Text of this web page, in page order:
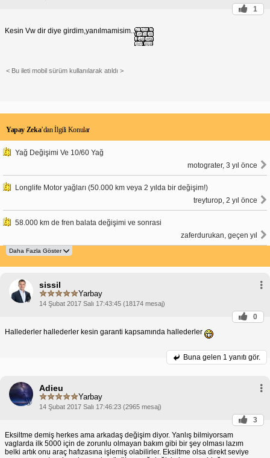
1
Kesin Vw dir diye girdim,yanılmamisim..
< Bu ileti mobil sürüm kullanılarak atıldı >
Yapay Zeka’dan İlgili Konular
Yağ Değişimi Ve 10/60 Yağ
motograter, 3 yıl önce
Longlife Motor yağları (50.000 km veya 2 yılda bir değişim!)
treyturop, 2 yıl önce
58.000 km de fren balata değişimi ve sonrasi
zaferdurukan, geçen yıl
sissil
Yarbay
14 Şubat 2017 Salı 17:43:45 (18174 mesaj)
0
Hallederler hallederler kesin garanti kapsamında hallederler
Buna gelen 1 yanıtı gör.
Adieu
Yarbay
14 Şubat 2017 Salı 17:46:23 (2965 mesaj)
3
Eksiltme demiş herkes ama arkadaş değişim diyor. Yanlış bilmiyorsam
vaglarda ilk 5000 için de zorunlu olmayan bakım gibi bir şey olması lazım
belki artık onu araç hafızasına işlemiş olabilirler. Eksiltme olsa direkt seviye